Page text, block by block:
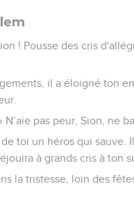
! Pousse des cris
il a éloigné ton
pas peur, Sion, ne
toi un héros qui sauve.
à grands cris à ton
la tristesse, loin des